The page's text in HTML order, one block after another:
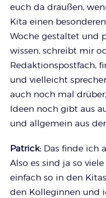
euch da draußen,
Kita einen
Woche gestaltet und
wissen, schreibt mir
Redaktionspostfach,
und vielleicht
auch noch mal
Ideen noch gibt aus
und allgemein aus
Patrick: Das finde ich
Also es sind ja so
einfach so in den
den Kolleginnen und